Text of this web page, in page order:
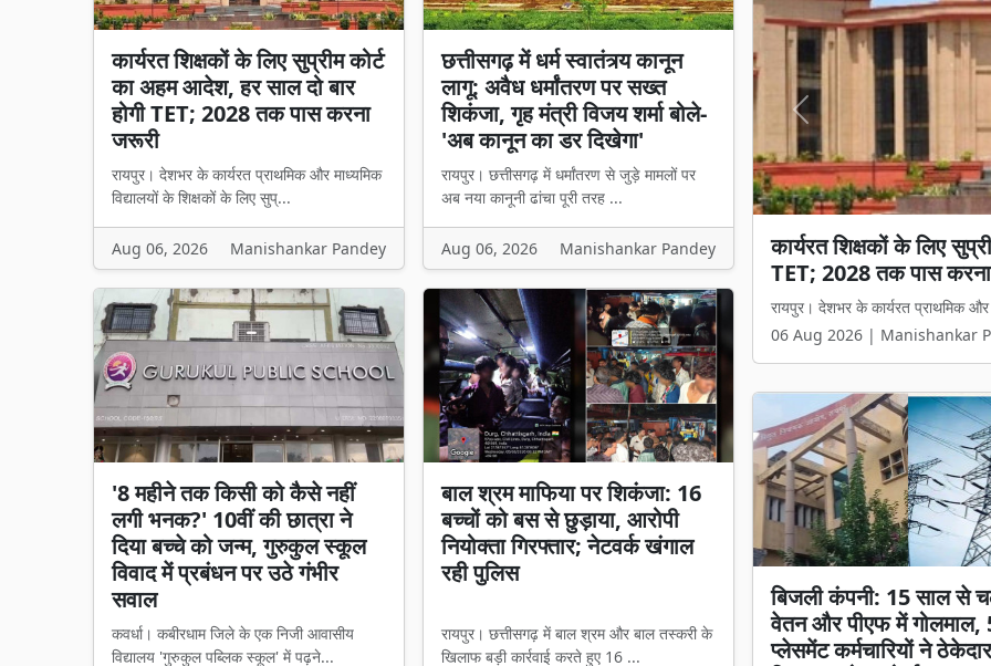
कार्यरत शिक्षकों के लिए सुप्रीम कोर्ट
का अहम आदेश, हर साल दो बार
होगी TET; 2028 तक पास करना
जरूरी
रायपुर। देशभर के कार्यरत प्राथमिक और माध्यमिक
विद्यालयों के शिक्षकों के लिए सुप्...
Aug 06, 2026 Manishankar Pandey
छत्तीसगढ़ में धर्म स्वातंत्र्य कानून
लागू: अवैध धर्मांतरण पर सख्त
शिकंजा, गृह मंत्री विजय शर्मा बोले-
'अब कानून का डर दिखेगा'
रायपुर। छत्तीसगढ़ में धर्मांतरण से जुड़े मामलों पर
अब नया कानूनी ढांचा पूरी तरह ...
Aug 06, 2026 Manishankar Pandey
'8 महीने तक किसी को कैसे नहीं
लगी भनक?' 10वीं की छात्रा ने
दिया बच्चे को जन्म, गुरुकुल स्कूल
विवाद में प्रबंधन पर उठे गंभीर
सवाल
कवर्धा। कबीरधाम जिले के एक निजी आवासीय
विद्यालय 'गुरुकुल पब्लिक स्कूल' में पढ़ने...
बाल श्रम माफिया पर शिकंजा: 16
बच्चों को बस से छुड़ाया, आरोपी
नियोक्ता गिरफ्तार; नेटवर्क खंगाल
रही पुलिस
रायपुर। छत्तीसगढ़ में बाल श्रम और बाल तस्करी के
खिलाफ बड़ी कार्रवाई करते हुए 16 ...
छत्तीसगढ़ में धर्म स्वातंत्र्य
मंत्री विजय शर्मा बोले-
रायपुर। छत्तीसगढ़ में धर्मांतरण से जुड़े
06 Aug 2026 | Manishankar
Previous
बिजली कंपनी: 15 साल से
वेतन और पीएफ में गोलमाल,
प्लेसमेंट कर्मचारियों ने